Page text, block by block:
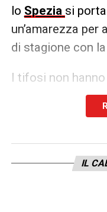
lo Spezia si
un’amarezza per
di stagione con
I tifosi non
che lo
Coppa
LA PLAYLISTIL